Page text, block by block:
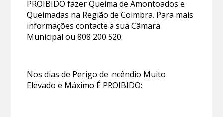
PROIBIDO fazer Queima de Amontoados e
Queimadas na Região de Coimbra. Para mais
informações contacte a sua Câmara
Municipal ou 808 200 520.
Nos dias de Perigo de incêndio Muito
Elevado e Máximo É PROIBIDO: